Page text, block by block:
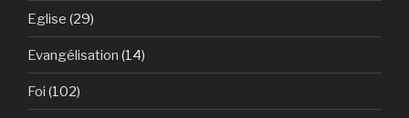
Eglise (29)
Evangélisation (14)
Foi (102)